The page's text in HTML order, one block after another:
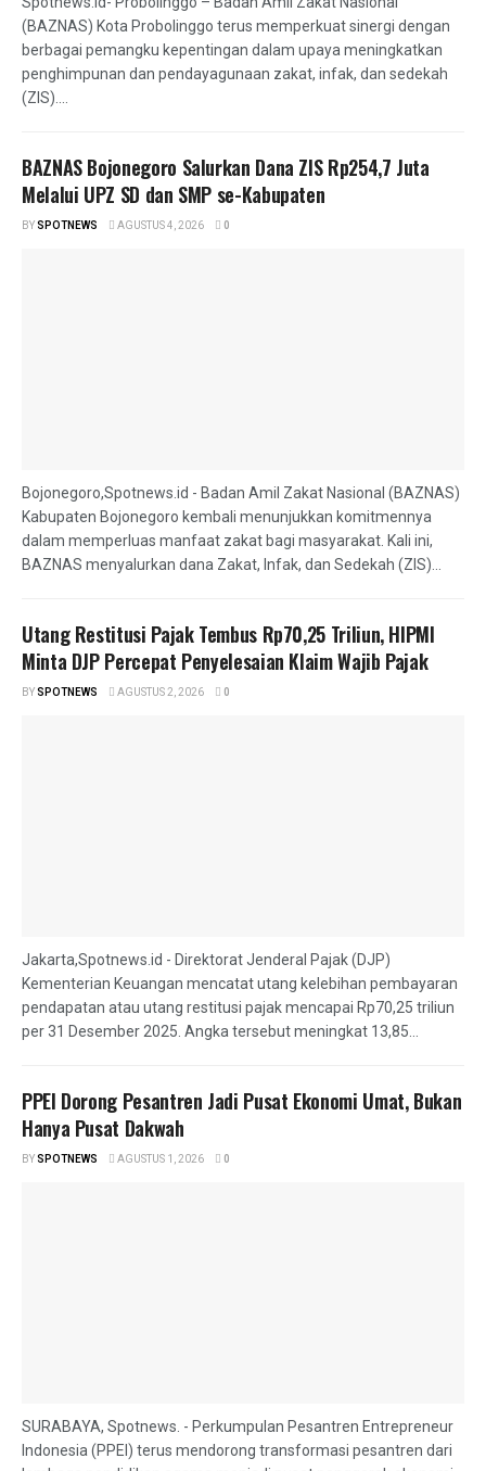
(BAZNAS) Kota Probolinggo terus memperkuat sinergi dengan
berbagai pemangku kepentingan dalam upaya meningkatkan
penghimpunan dan pendayagunaan zakat, infak, dan sedekah
(ZIS)....
BAZNAS Bojonegoro Salurkan Dana ZIS Rp254,7 Juta
Melalui UPZ SD dan SMP se-Kabupaten
BYSPOTNEWS AGUSTUS 4, 2026 0
Bojonegoro,Spotnews.id - Badan Amil Zakat Nasional (BAZNAS)
Kabupaten Bojonegoro kembali menunjukkan komitmennya
dalam memperluas manfaat zakat bagi masyarakat. Kali ini,
BAZNAS menyalurkan dana Zakat, Infak, dan Sedekah (ZIS)...
Utang Restitusi Pajak Tembus Rp70,25 Triliun, HIPMI
Minta DJP Percepat Penyelesaian Klaim Wajib Pajak
BYSPOTNEWS AGUSTUS 2, 2026 0
Jakarta,Spotnews.id - Direktorat Jenderal Pajak (DJP)
Kementerian Keuangan mencatat utang kelebihan pembayaran
pendapatan atau utang restitusi pajak mencapai Rp70,25 triliun
per 31 Desember 2025. Angka tersebut meningkat 13,85...
PPEI Dorong Pesantren Jadi Pusat Ekonomi Umat, Bukan
Hanya Pusat Dakwah
BYSPOTNEWS AGUSTUS 1, 2026 0
SURABAYA, Spotnews. - Perkumpulan Pesantren Entrepreneur
Indonesia (PPEI) terus mendorong transformasi pesantren dari